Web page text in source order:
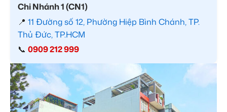
Chi Nhánh 1 (CN1)
📍 11 Đường số 12, Phường Hiệp Bình Chánh, TP.
Thủ Đức, TP.HCM
📞 0909 212 999